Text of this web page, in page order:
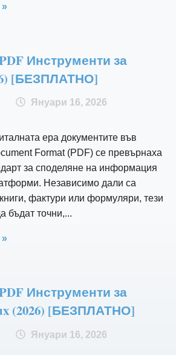
»
Инструменти за
[БЕЗПЛАТНО]
Януари 16, 2026
ера документите във
Format (PDF) се превърнаха
за споделяне на информация
Независимо дали са
фактури или формуляри, тези
бъдат точни,...
»
Инструменти за
(2026) [БЕЗПЛАТНО]
Януари 16, 2026